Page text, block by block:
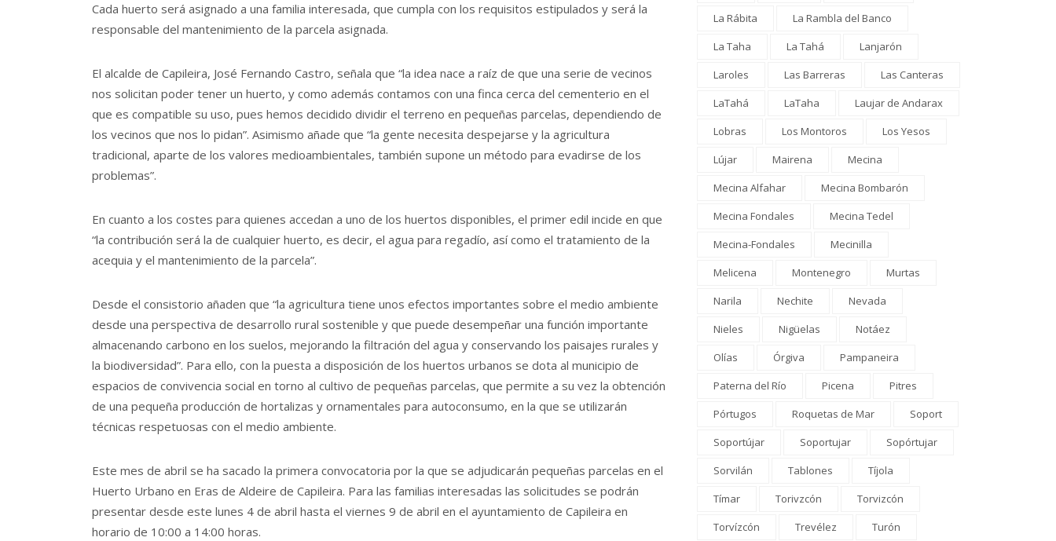
Cada huerto será asignado a una familia interesada, que cumpla con los requisitos estipulados y será la
responsable del mantenimiento de la parcela asignada.
El alcalde de Capileira, José Fernando Castro, señala que “la idea nace a raíz de que una serie de vecinos
nos solicitan poder tener un huerto, y como además contamos con una finca cerca del cementerio en el
que es compatible su uso, pues hemos decidido dividir el terreno en pequeñas parcelas, dependiendo de
los vecinos que nos lo pidan”. Asimismo añade que “la gente necesita despejarse y la agricultura
tradicional, aparte de los valores medioambientales, también supone un método para evadirse de los
problemas”.
En cuanto a los costes para quienes accedan a uno de los huertos disponibles, el primer edil incide en que
“la contribución será la de cualquier huerto, es decir, el agua para regadío, así como el tratamiento de la
acequia y el mantenimiento de la parcela”.
Desde el consistorio añaden que “la agricultura tiene unos efectos importantes sobre el medio ambiente
desde una perspectiva de desarrollo rural sostenible y que puede desempeñar una función importante
almacenando carbono en los suelos, mejorando la filtración del agua y conservando los paisajes rurales y
la biodiversidad”. Para ello, con la puesta a disposición de los huertos urbanos se dota al municipio de
espacios de convivencia social en torno al cultivo de pequeñas parcelas, que permite a su vez la obtención
de una pequeña producción de hortalizas y ornamentales para autoconsumo, en la que se utilizarán
técnicas respetuosas con el medio ambiente.
Este mes de abril se ha sacado la primera convocatoria por la que se adjudicarán pequeñas parcelas en el
Huerto Urbano en Eras de Aldeire de Capileira. Para las familias interesadas las solicitudes se podrán
presentar desde este lunes 4 de abril hasta el viernes 9 de abril en el ayuntamiento de Capileira en
horario de 10:00 a 14:00 horas.
La Rábita
La Rambla del Banco
La Taha
La Tahá
Lanjarón
Laroles
Las Barreras
Las Canteras
LaTahá
LaTaha
Laujar de Andarax
Lobras
Los Montoros
Los Yesos
Lújar
Mairena
Mecina
Mecina Alfahar
Mecina Bombarón
Mecina Fondales
Mecina Tedel
Mecina-Fondales
Mecinilla
Melicena
Montenegro
Murtas
Narila
Nechite
Nevada
Nieles
Nigüelas
Notáez
Olías
Órgiva
Pampaneira
Paterna del Río
Picena
Pitres
Pórtugos
Roquetas de Mar
Soport
Soportújar
Soportujar
Sopórtujar
Sorvilán
Tablones
Tíjola
Tímar
Torivzcón
Torvizcón
Torvízcón
Trevélez
Turón